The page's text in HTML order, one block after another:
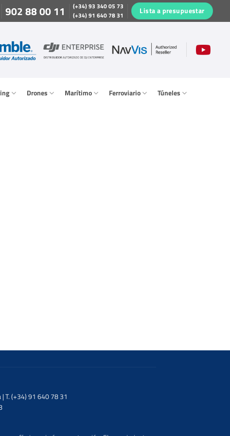
902 88 00 11
(+34) 93 340 05 73
(+34) 91 640 78 31
Lista a presupuestar
Drones Marítimo Ferroviario Túneles
| T. (+34) 91 640 78 31